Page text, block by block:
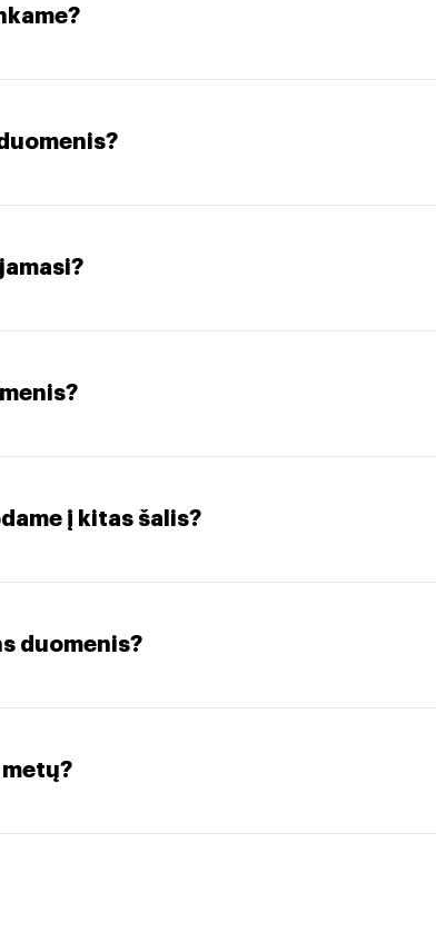
į kitas šalis?
duomenis?